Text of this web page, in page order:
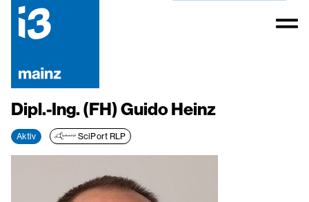
Dipl.-Ing. (FH) Guido Heinz
Aktiv SciPort RLP